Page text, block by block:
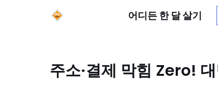
어디든 한 달 살기
주소·결제 막힘 Zero!